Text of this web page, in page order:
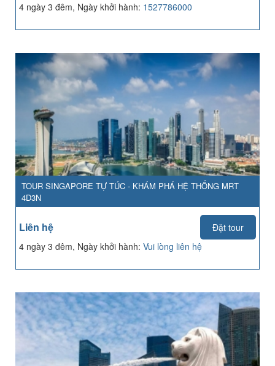
4 ngày 3 đêm, Ngày khởi hành: 1527786000
TOUR SINGAPORE TỰ TÚC - KHÁM PHÁ HỆ THỐNG MRT
4D3N
Liên hệ
Đặt tour
4 ngày 3 đêm, Ngày khởi hành: Vui lòng liên hệ